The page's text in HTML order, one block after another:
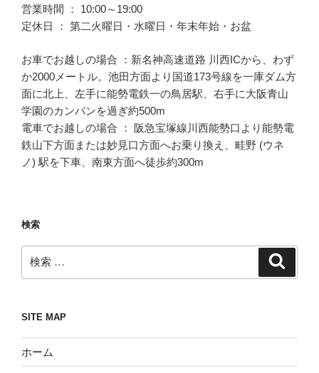
営業時間 ： 10:00～19:00
定休日 ： 第二火曜日・水曜日・年末年始・お盆
お車でお越しの場合 ：新名神高速道路 川西ICから、わず
か2000メートル。池田方面より国道173号線を一庫ダム方
面に北上、左手に能勢電鉄一の鳥居駅、右手に大阪青山
学園のカンバンを過ぎ約500m
電車でお越しの場合 ： 阪急宝塚線川西能勢口より能勢電
鉄山下方面または妙見口方面へお乗り換え、畦野 (ウネ
ノ) 駅を下車、南東方面へ徒歩約300m
検索
索:
SITE MAP
ホーム